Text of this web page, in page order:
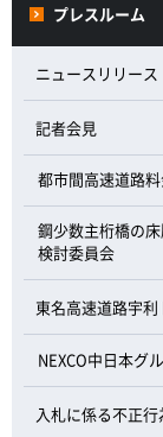
プレスルーム
ニュースリリース
記者会見
都市間高速道路
鋼少数主桁橋の
検討委員会
東名高速道路宇
NEXCO中日本グ
入札に係る不正